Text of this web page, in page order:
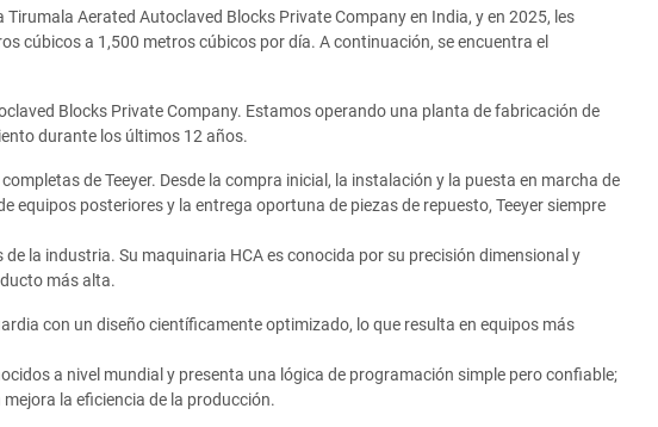
Aerated Autoclaved Blocks Private Company en India, y en 2025, les
cúbicos a 1,500 metros cúbicos por día. A continuación, se encuentra el
Blocks Private Company. Estamos operando una planta de fabricación de
durante los últimos 12 años.
de Teeyer. Desde la compra inicial, la instalación y la puesta en marcha de
posteriores y la entrega oportuna de piezas de repuesto, Teeyer siempre
la industria. Su maquinaria HCA es conocida por su precisión dimensional y
más alta.
con un diseño científicamente optimizado, lo que resulta en equipos más
a nivel mundial y presenta una lógica de programación simple pero confiable;
la eficiencia de la producción.